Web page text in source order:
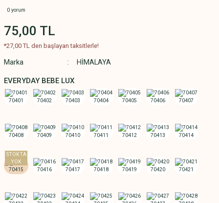
0 yorum
75,00 TL
*27,00 TL den başlayan taksitlerle!
Marka HİMALAYA
EVERYDAY BEBE LUX